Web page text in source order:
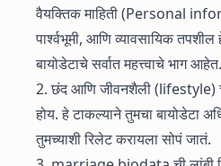
वैयक्तिक माहिती (Personal
पार्श्वभूमी, आणि व्यावसायिक तपशील
बायोडेटाचे सर्वात महत्त्वाचे भाग आहेत.
2. छंद आणि जीवनशैली (lifestyle)
होय. हे टाकल्याने तुमचा बायोडेटा
तुमच्याशी रिलेट करायला सोपं जातं.